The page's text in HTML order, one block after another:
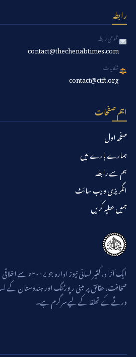
رابطہ
عمومی رابطہ
contact@thechenabtimes.com
شکایات
contact@ctft.org
اہم صفحات
صفحہ اول
ہمارے بارے میں
ہم سے رابطہ
انگریزی ویب سائٹ
ہمیں عطیہ کریں
ایک آزاد، کثیر لسانی نیوز ادارہ جو ۲۰۱۷ء سے اخلاقی
صحافت، حقائق پر مبنی رپورٹنگ اور ہندوستان کے لسانی
ورثے کے تحفظ کے لیے سرگرم ہے۔